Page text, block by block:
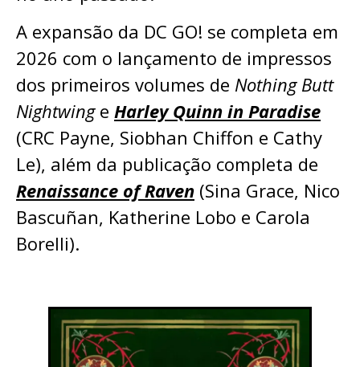
A expansão da DC GO! se completa em
2026 com o lançamento de impressos
dos primeiros volumes de Nothing Butt
Nightwinge Harley Quinn in Paradise
(CRC Payne, Siobhan Chiffon e Cathy
Le), além da publicação completa de
Renaissance of Raven (Sina Grace, Nico
Bascuñan, Katherine Lobo e Carola
Borelli).